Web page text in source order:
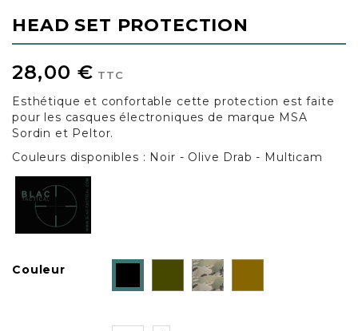
HEAD SET PROTECTION
28,00 € TTC
Esthétique et confortable cette protection est faite
pour les casques électroniques de marque MSA
Sordin et Peltor.
Couleurs disponibles : Noir - Olive Drab - Multicam
Couleur
Olive
Drab
Multicam
brown